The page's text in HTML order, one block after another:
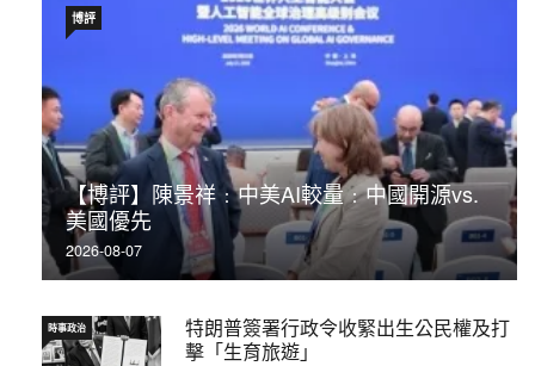
【博評】陳景祥﹕中美AI較量﹕中國開源vs.
美國優先
2026-08-07
博評
特朗普簽署行政令收緊出生公民權及打
擊「生育旅遊」
時事政治